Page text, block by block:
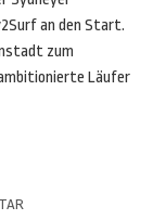
an den Start.
zum
Läufer